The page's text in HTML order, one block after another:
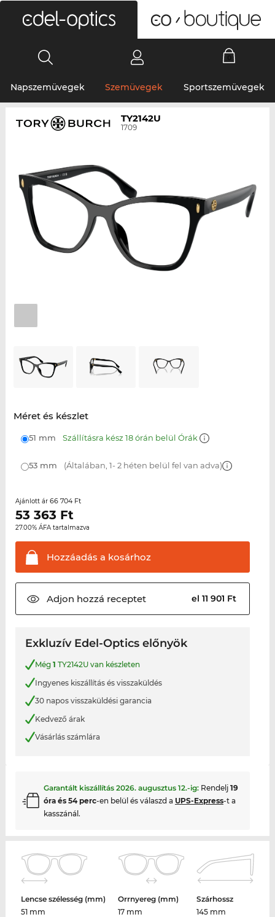
Napszemüvegek Szemüvegek Sportszemüvegek
TY2142U
1709
Méret és készlet
51 mm Szállításra kész 18 órán belül Órák
53 mm (Általában, 1- 2 héten belül fel van adva)
Ajánlott ár 66 704 Ft
53 363 Ft
27.00% ÁFA tartalmazva
Hozzáadás a kosárhoz
Adjon hozzá receptet el 11 901 Ft
Exkluzív Edel-Optics előnyök
Még 1 TY2142U van készleten
Ingyenes kiszállítás és visszaküldés
30 napos visszaküldési garancia
Kedvező árak
Vásárlás számlára
Garantált kiszállítás 2026. augusztus 12.-ig: Rendelj 19
óra és 54 perc-en belül és válaszd a UPS-Express-t a
kasszánál.
Lencse szélesség (mm)
51 mm
Orrnyereg (mm)
17 mm
Szárhossz
145 mm